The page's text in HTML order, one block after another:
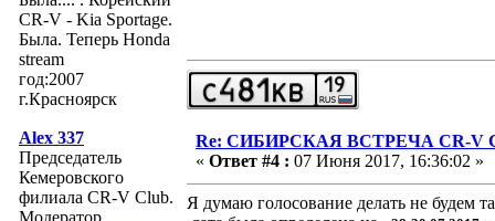
CR-V - Kia Sportage.
Была. Теперь Honda
stream
год:2007
г.Красноярск
Alex 337
Председатель
Кемеровского
филиала CR-V Club.
Модератор
Re: СИБИРСКАЯ ВСТРЕЧА CR-V
« Ответ #4 : 07 Июня 2017, 16:36:02 »
Я думаю голосование делать не будем